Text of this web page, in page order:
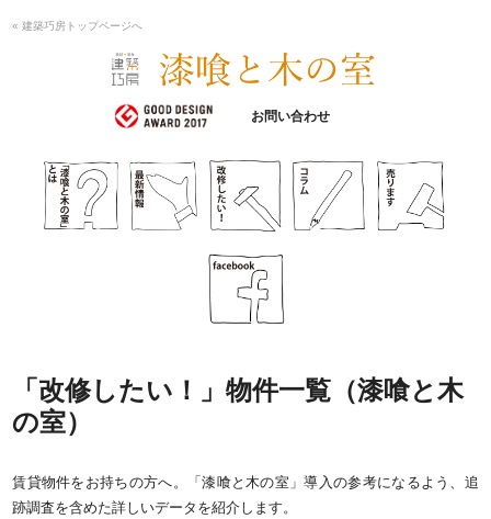
漆喰と木の室
お問い合わせ
« 建築巧房トップページへ
「改修したい！」物件一覧（漆喰と木
の室）
賃貸物件をお持ちの方へ。「漆喰と木の室」導入の参考になるよう、追
跡調査を含めた詳しいデータを紹介します。